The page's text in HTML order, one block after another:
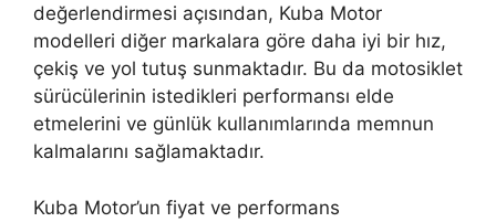
değerlendirmesi açısından, Kuba Motor
modelleri diğer markalara göre daha iyi bir hız,
çekiş ve yol tutuş sunmaktadır. Bu da motosiklet
sürücülerinin istedikleri performansı elde
etmelerini ve günlük kullanımlarında memnun
kalmalarını sağlamaktadır.
Kuba Motor’un fiyat ve performans